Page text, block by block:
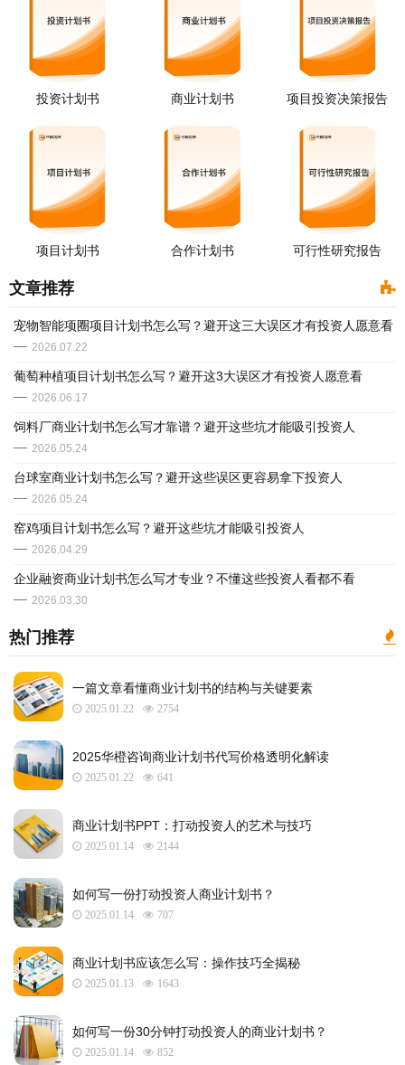
投资计划书 商业计划书 项目投资决策报告
项目计划书 合作计划书 可行性研究报告
文章推荐
宠物智能项圈项目计划书怎么写？避开这三大误区才有投资人愿意看
2026.07.22
葡萄种植项目计划书怎么写？避开这3大误区才有投资人愿意看
2026.06.17
饲料厂商业计划书怎么写才靠谱？避开这些坑才能吸引投资人
2026.05.24
台球室商业计划书怎么写？避开这些误区更容易拿下投资人
2026.05.24
窑鸡项目计划书怎么写？避开这些坑才能吸引投资人
2026.04.29
​企业融资商业计划书怎么写才专业？不懂这些投资人看都不看
2026.03.30
热门推荐
一篇文章看懂商业计划书的结构与关键要素
2025.01.22 2754
2025华橙咨询商业计划书代写价格透明化解读
2025.01.22 641
​商业计划书PPT：打动投资人的艺术与技巧
2025.01.14 2144
如何写一份打动投资人商业计划书？
2025.01.14 707
商业计划书应该怎么写：操作技巧全揭秘
2025.01.13 1643
如何写一份30分钟打动投资人的商业计划书？
2025.01.14 852